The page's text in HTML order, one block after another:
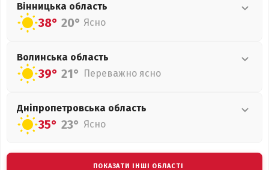
Вінницька область
38° 20° Ясно
Волинська область
39° 21° Переважно ясно
Дніпропетровська область
35° 23° Ясно
ПОКАЗАТИ ІНШІ ОБЛАСТІ